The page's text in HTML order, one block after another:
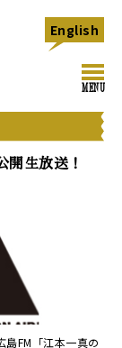
MENU
English
生放送！
島FM「江本一真の